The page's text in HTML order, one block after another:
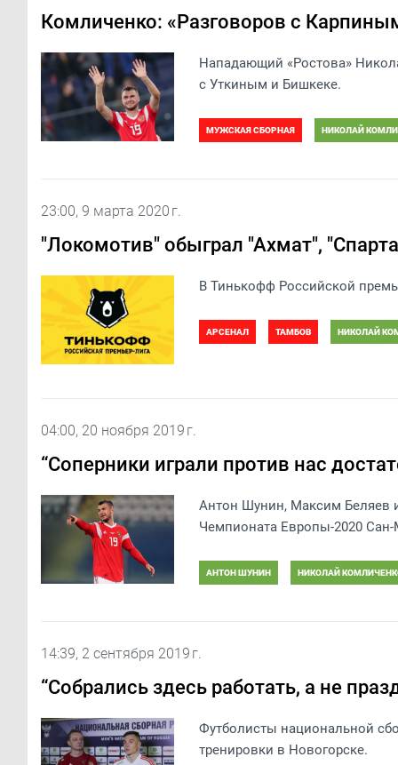
Комличенко: «Разговоров с
Нападающий «Ростова»
с Уткиным и Бишкеке.
МУЖСКАЯ СБОРНАЯ НИКОЛАЙ
23:00, 9 марта 2020 г.
"Локомотив" обыграл "Ахмат",
В Тинькофф Российской
АРСЕНАЛ ТАМБОВ НИКОЛАЙ
04:00, 20 ноября 2019 г.
“Соперники играли против нас
Антон Шунин, Максим Беляев
Чемпионата Европы-2020
АНТОН ШУНИН НИКОЛАЙ
14:39, 2 сентября 2019 г.
“Собрались здесь работать, а не
Футболисты национальной
тренировки в Новогорске.